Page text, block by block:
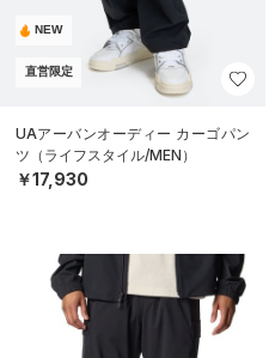
NEW
直営限定
UAアーバンオーディー カーゴパン
ツ（ライフスタイル/MEN）
￥17,930